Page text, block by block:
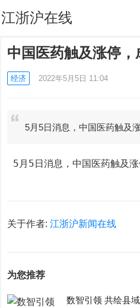
江浙沪在线
中国医药触及涨停
经济 2022年5月5日 11:04
5月5日消息，中国医药触及
5月5日消息，中国医药触及
关于作者:江浙沪新闻在线
为您推荐
数智引领 共绘县